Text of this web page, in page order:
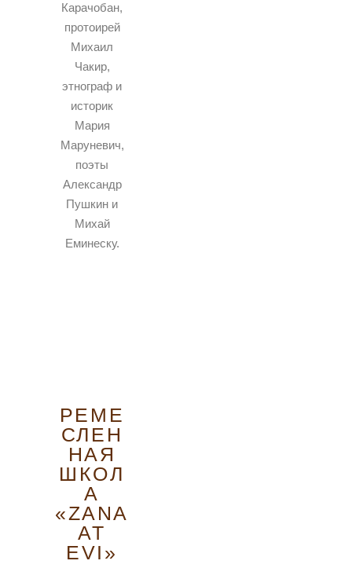
Карачобан,
протоирей
Михаил
Чакир,
этнограф и
историк
Мария
Маруневич,
поэты
Александр
Пушкин и
Михай
Еминеску.
РЕМЕ
СЛЕН
НАЯ
ШКОЛ
А
«ZANA
AT
EVI»